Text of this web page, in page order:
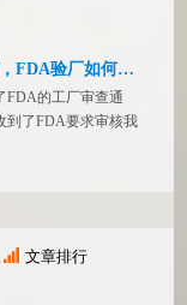
有医疗设备都必须
技术文档结构：
FDA检查来势汹汹，FDA验厂如何应对？
FDA的工厂审查通
到了FDA要求审核我
起因是2023年12
文章排行